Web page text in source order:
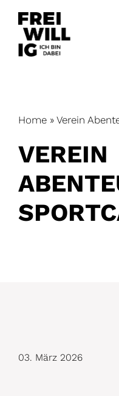
content
Home » Verein
VEREIN
D
03. März 2026